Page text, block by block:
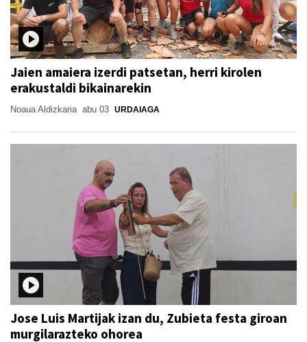
Jaien amaiera izerdi patsetan, herri kirolen
erakustaldi bikainarekin
Noaua Aldizkaria abu 03 URDAIAGA
Jose Luis Martijak izan du, Zubieta festa giroan
murgilarazteko ohorea